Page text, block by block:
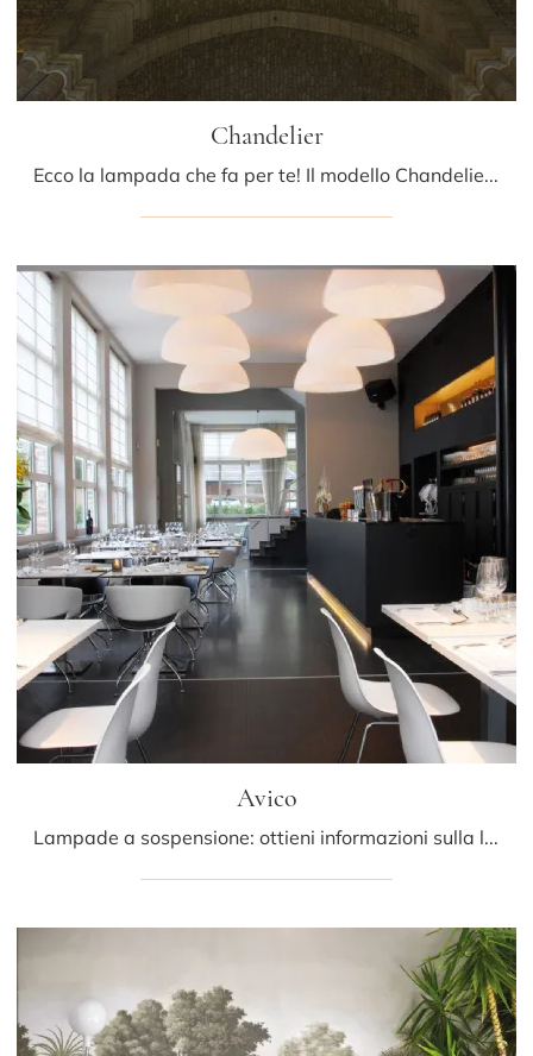
Chandelier
Ecco la lampada che fa per te! Il modello Chandelier è una delle nostre lampade a sospensione di Fontana Arte.
Avico
Lampade a sospensione: ottieni informazioni sulla lampada Avico in policarbonato che ti consigliamo.